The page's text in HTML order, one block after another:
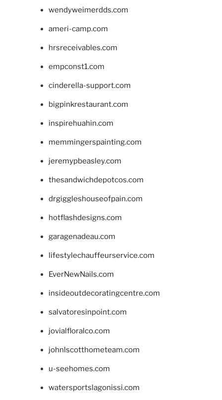
wendyweimerdds.com
ameri-camp.com
hrsreceivables.com
empconst1.com
cinderella-support.com
bigpinkrestaurant.com
inspirehuahin.com
memmingerspainting.com
jeremypbeasley.com
thesandwichdepotcos.com
drgiggleshouseofpain.com
hotflashdesigns.com
garagenadeau.com
lifestylechauffeurservice.com
EverNewNails.com
insideoutdecoratingcentre.com
salvatoresinpoint.com
jovialfloralco.com
johnlscotthometeam.com
u-seehomes.com
watersportslagonissi.com